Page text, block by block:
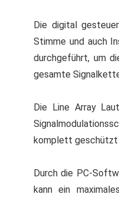
Die digital
Stimme und auch
durchgeführt, um
gesamte
Die Line Array
komplett geschützt
Durch die PC-
kann ein